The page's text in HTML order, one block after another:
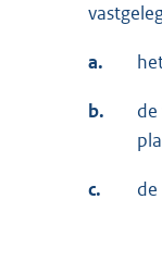
a.
b.
c.